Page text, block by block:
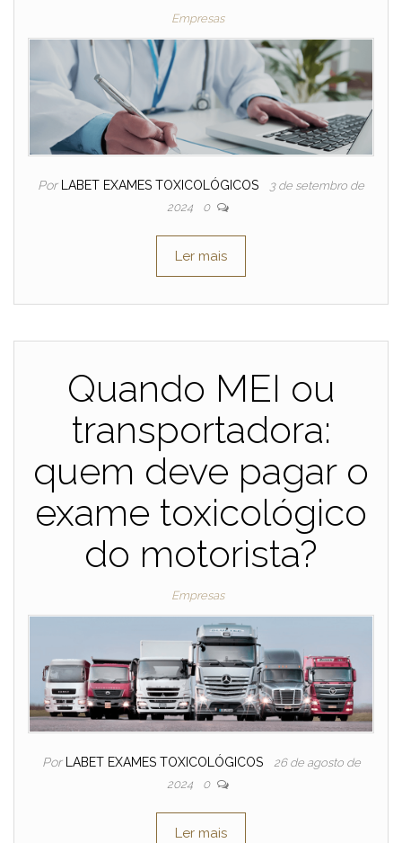
Empresas
Por LABET EXAMES TOXICOLÓGICOS
3 de setembro de
2024
0
Ler mais
Quando MEI ou
transportadora:
quem deve pagar o
exame toxicológico
do motorista?
Empresas
Por LABET EXAMES TOXICOLÓGICOS
26 de agosto de
2024
0
Ler mais